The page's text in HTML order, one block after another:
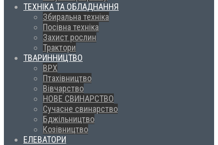
ТЕХНІКА ТА ОБЛАДНАННЯ
Збиральна техніка
Посівна техніка
Захист рослин
Трактори
ТВАРИННИЦТВО
ВРХ
Птахівництво
Вівчарство
НОВЕ СВИНАРСТВО
Сучасне свинарство
Бджільництво
Козівництво
ЕЛЕВАТОРИ